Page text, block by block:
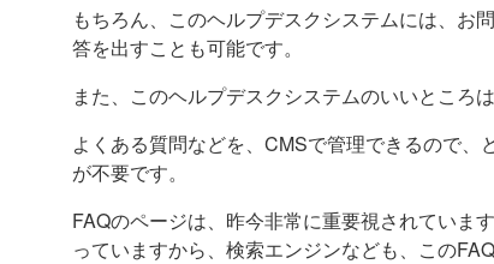
もちろん、このヘルプデスクシステムには、お
答を出すことも可能です。
また、このヘルプデスクシステムのいいところ
よくある質問などを、CMSで管理できるので、
が不要です。
FAQのページは、昨今非常に重要視されていま
っていますから、検索エンジンなども、この